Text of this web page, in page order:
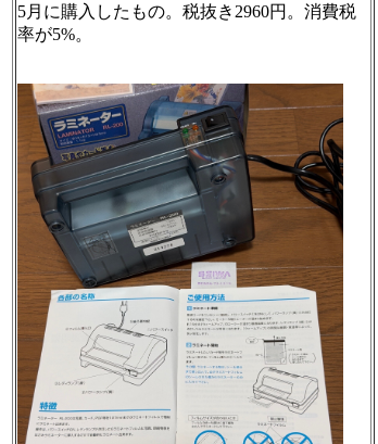
5月に購入したもの。税抜き2960円。消費税
率が5%。